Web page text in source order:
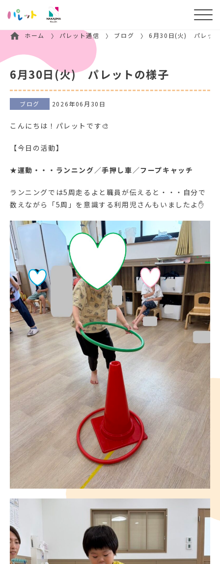
ホーム パレット通信 ブログ 6月30日(火) パレッ
6月30日(火) パレットの様子
ブログ 2026年06月30日
こんにちは！パレットです🎨
【今日の活動】
★運動・・・ランニング／手押し車／フープキャッチ
ランニングでは5周走るよと職員が伝えると・・・自分で
数えながら「5周」を意識する利用児さんもいましたよ✋